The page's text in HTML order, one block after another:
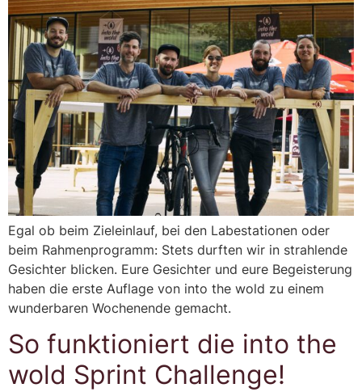
Egal ob beim Zieleinlauf, bei den Labestationen oder
beim Rahmenprogramm: Stets durften wir in strahlende
Gesichter blicken. Eure Gesichter und eure Begeisterung
haben die erste Auflage von into the wold zu einem
wunderbaren Wochenende gemacht.
So funktioniert die into the
wold Sprint Challenge!